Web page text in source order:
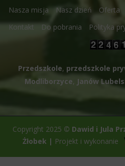
Nasza misja Nasz dzień Oferta
Kontakt
Do pobrania Polityka
Przedszkole, przedszkole
Modliborzyce, Janów
Copyright 2025 © Dawid i Jula
Żłobek | Projekt i wykonanie